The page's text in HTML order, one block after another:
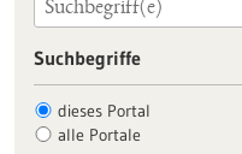
Suchbegriffe
dieses Portal
alle Portale